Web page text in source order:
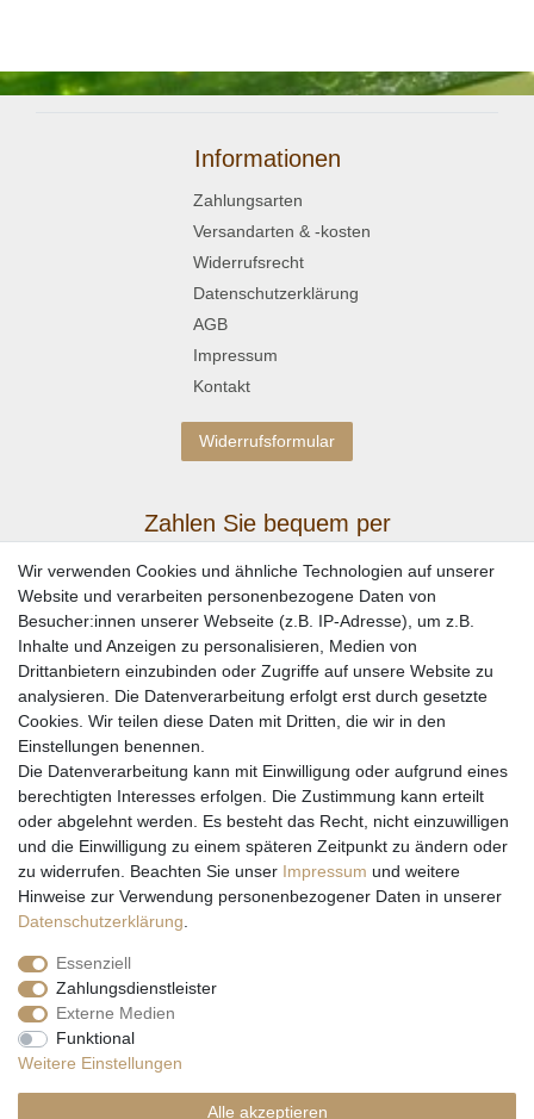
Informationen
Zahlungsarten
Versandarten & -kosten
Widerrufsrecht
Datenschutzerklärung
AGB
Impressum
Kontakt
Widerrufsformular
Zahlen Sie bequem per
Wir versenden mit
* Alle Preise inkl. gesetzl. Mehrwertsteuer zzgl. Versandkosten und ggf.
Nachnahmegebühren, wenn nicht anders beschrieben
Länder
hier
Wir verwenden Cookies und ähnliche Technologien auf unserer
Website und verarbeiten personenbezogene Daten von
Besucher:innen unserer Webseite (z.B. IP-Adresse), um z.B.
Inhalte und Anzeigen zu personalisieren, Medien von
Drittanbietern einzubinden oder Zugriffe auf unsere Website zu
analysieren. Die Datenverarbeitung erfolgt erst durch gesetzte
Cookies. Wir teilen diese Daten mit Dritten, die wir in den
Einstellungen benennen.
Die Datenverarbeitung kann mit Einwilligung oder aufgrund eines
berechtigten Interesses erfolgen. Die Zustimmung kann erteilt
oder abgelehnt werden. Es besteht das Recht, nicht einzuwilligen
und die Einwilligung zu einem späteren Zeitpunkt zu ändern oder
zu widerrufen. Beachten Sie unser Impressum und weitere
Hinweise zur Verwendung personenbezogener Daten in unserer
Daten­schutz­erklärung
Essenziell
Zahlungsdienstleister
Externe Medien
Funktional
Weitere Einstellungen
Alle akzeptieren